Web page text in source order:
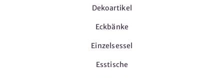
Dekoartikel
Eckbänke
Einzelsessel
Esstische